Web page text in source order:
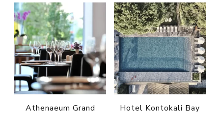
Athenaeum Grand
Hotel Kontokali Bay